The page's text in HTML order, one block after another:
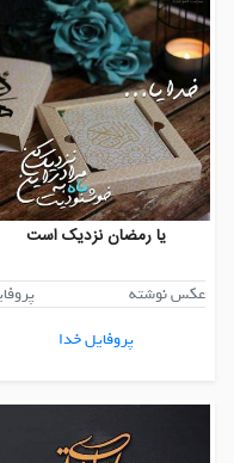
یا رمضان نزدیک است
عکس نوشته
پروفایل خدا